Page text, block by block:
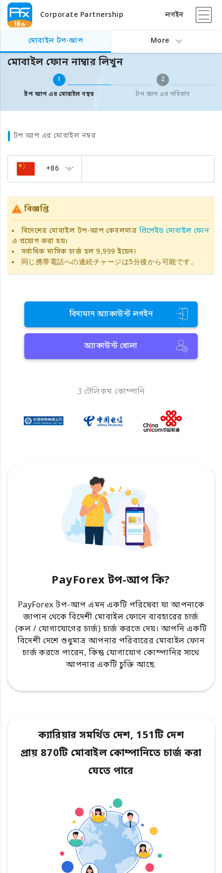
Corporate Partnership লগইন
মোবাইল টপ-আপ More
বিদেশের মোবাইল টপ আপ মোবাইল ফোন নাম্বার লিখুন
মোবাইল ফোন নাম্বার লিখুন
1
টপ আপ এর মোবাইল নম্বর
2
টপ আপ এর পরিমান
টপ আপ এর মোবাইল নম্বর
+86
বিজ্ঞপ্তি
বিদেশের মোবাইল টপ-আপ কেবলমাত্র প্রিপেইড মোবাইল ফোন
এ প্রয়োগ করা হয়।
সর্বাধিক মাসিক চার্জ হল 9,999 ইয়েন৷
同じ携帯電話への連続チャージは5分後から可能です。
বিদ্যমান অ্যাকাউন্ট লগইন
অ্যাকাউন্ট খোলা
3 টেলিকম কোম্পানি
PayForex টপ-আপ কি?
PayForex টপ-আপ এমন একটি পরিষেবা যা আপনাকে
জাপান থেকে বিদেশী মোবাইল ফোনে ব্যবহারের চার্জ
(কল / যোগাযোগের চার্জ) চার্জ করতে দেয়। আপনি একটি
বিদেশী দেশে শুধুমাত্র আপনার পরিবারের মোবাইল ফোন
চার্জ করতে পারেন, কিন্তু যোগাযোগ কোম্পানির সাথে
আপনার একটি চুক্তি আছে.
ক্যারিয়ার সমর্থিত দেশ, 151টি দেশ
প্রায় 870টি মোবাইল কোম্পানিতে চার্জ করা
যেতে পারে